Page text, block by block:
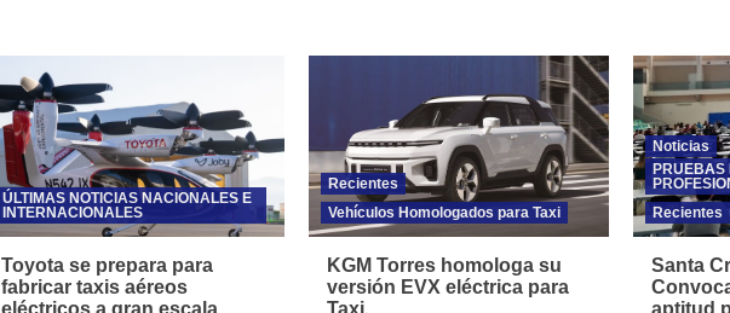
ÚLTIMAS NOTICIAS NACIONALES E
INTERNACIONALES
Toyota se prepara para
fabricar taxis aéreos
Recientes
Vehículos Homologados para Taxi
KGM Torres homologa su
versión EVX eléctrica para
Noticias
PRUEBAS
Recientes
Santa